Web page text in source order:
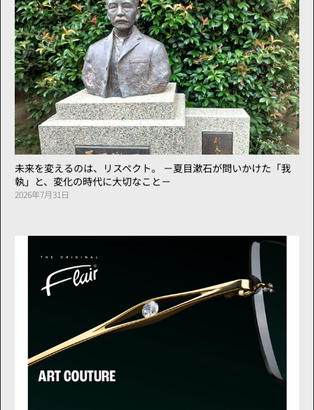
未来を変えるのは、リスペクト。 －夏目漱石が問いかけた「我
執」と、変化の時代に大切なこと－
2026年7月31日